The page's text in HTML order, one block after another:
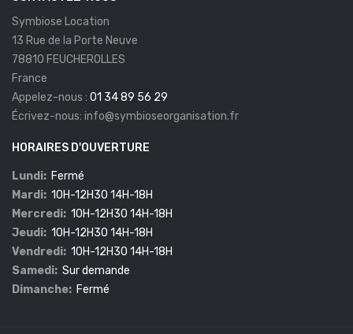
Symbiose Location
13 Rue de la Porte Neuve
78810 FEUCHEROLLES
France
Appelez-nous : 01 34 89 56 29
Écrivez-nous: info@symbioseorganisation.fr
HORAIRES D'OUVERTURE
Lundi: Fermé
Mardi: 10H-12H30 14H-18H
Mercredi: 10H-12H30 14H-18H
Jeudi: 10H-12H30 14H-18H
Vendredi: 10H-12H30 14H-18H
Samedi: Sur demande
Dimanche: Fermé